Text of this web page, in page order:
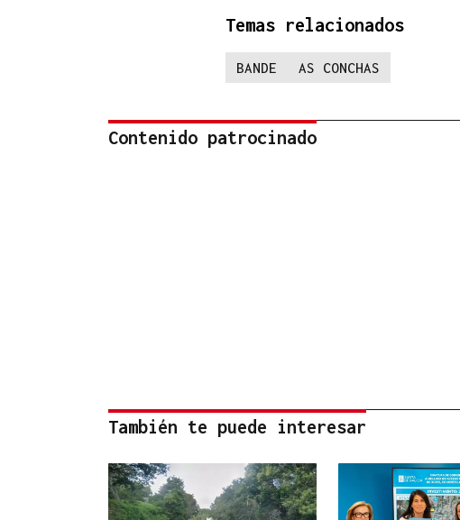
Temas relacionados
BANDE AS CONCHAS
Contenido patrocinado
También te puede interesar